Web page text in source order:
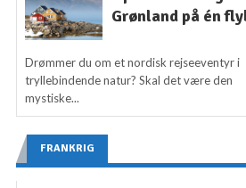
Grønland på én
Drømmer du om et nordisk rejseeventyr i
tryllebindende natur? Skal det være den
mystiske...
FRANKRIG